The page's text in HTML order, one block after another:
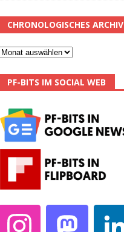
CHRONOLOGISCHES ARCHIV
PF-BITS IM SOCIAL WEB